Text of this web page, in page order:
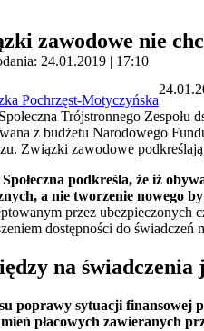
zawodowe nie
24.01.2019 | 17:10
Pochrzęst-Motyczyńska
Trójstronnego
z budżetu Narodowego
Związki zawodowe
podkreśla, że iż
a nie tworzenie nowego
przez ubezpieczonych
dostępności do świadczeń
na świadczenia
poprawy sytuacji finansowej
płacowych zawieranych